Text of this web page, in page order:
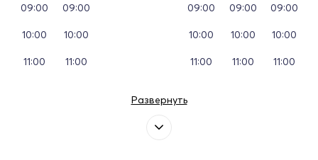
09:00
10:00
11:00
09:00
10:00
11:00
09:00
10:00
11:00
09:00
10:00
11:00
09:00
10:00
11:00
Развернуть